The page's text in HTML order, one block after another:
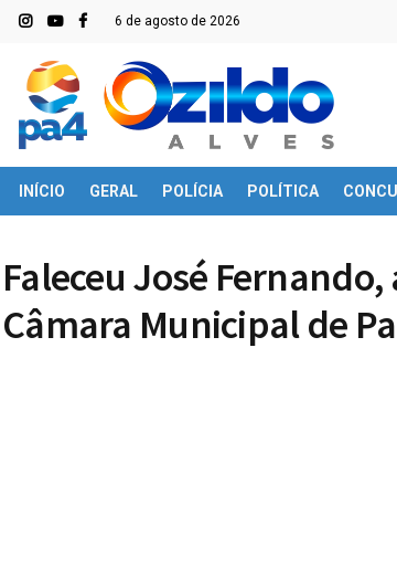
6 de agosto de 2026
INÍCIO GERAL POLÍCIA POLÍTICA
Faleceu José
Câmara Municipal de